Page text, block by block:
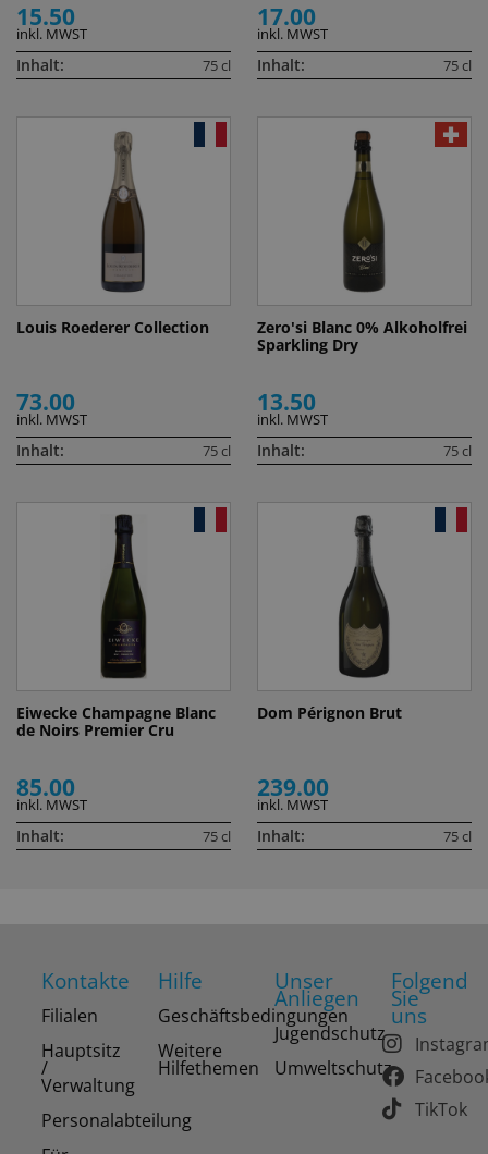
15.50
inkl. MWST
Inhalt: 75 cl
17.00
inkl. MWST
Inhalt: 75 cl
Louis Roederer Collection
73.00
inkl. MWST
Inhalt: 75 cl
Zero'si Blanc 0% Alkoholfrei
Sparkling Dry
13.50
inkl. MWST
Inhalt: 75 cl
Eiwecke Champagne Blanc
de Noirs Premier Cru
85.00
inkl. MWST
Inhalt: 75 cl
Dom Pérignon Brut
239.00
inkl. MWST
Inhalt: 75 cl
Kontakte
Filialen
Hauptsitz
/
Verwaltung
Personalabteilung
Hilfe
Geschäftsbedingungen
Weitere
Hilfethemen
Unser
Anliegen
Jugendschutz
Umweltschutz
Folgend
Sie
uns
TikTok